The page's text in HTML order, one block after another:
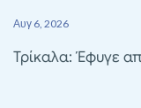
Αυγ 6, 2026
Τρίκαλα: Έφυγε